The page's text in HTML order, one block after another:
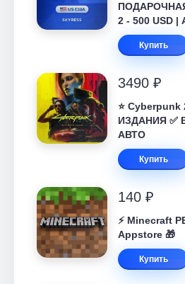
2 - 500 USD
Купить
3490 ₽
⭐
ИЗДАНИЯ ✅
АВТО
Купить
140 ₽
⚡️ Minecraft
Appstore 🎁
Купить